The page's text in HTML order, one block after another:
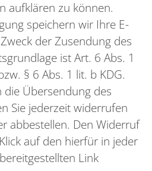
aufklären zu können.
speichern wir Ihre E-
der Zusendung des
ist Art. 6 Abs. 1
§ 6 Abs. 1 lit. b KDG.
die Übersendung des
Sie jederzeit widerrufen
abbestellen. Den Widerruf
auf den hierfür in jeder
Link